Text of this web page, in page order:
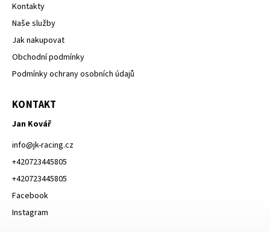
Kontakty
Naše služby
Jak nakupovat
Obchodní podmínky
Podmínky ochrany osobních údajů
KONTAKT
Jan Kovář
info@jk-racing.cz
+420723445805
+420723445805
Facebook
Instagram